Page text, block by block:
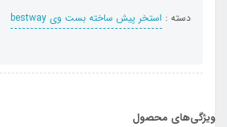
دسته : استخر پیش ساخته بست وی bestway
ویژگی‌های محصول